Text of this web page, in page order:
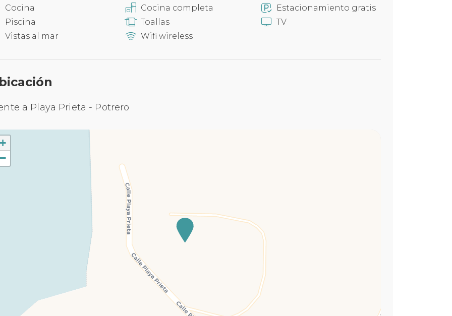
Cocina Cocina completa
Estacionamiento gratis
Piscina
Toallas
TV
Vistas al mar
Wifi wireless
a Playa Prieta - Potrero
+
−